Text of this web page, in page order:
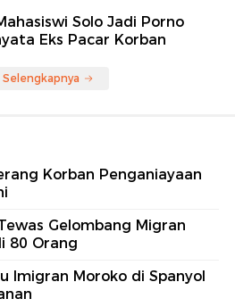
Solo Jadi Porno
Eks Pacar Korban
Korban Penganiayaan
Gelombang Migran
80 Orang
Imigran Moroko di Spanyol